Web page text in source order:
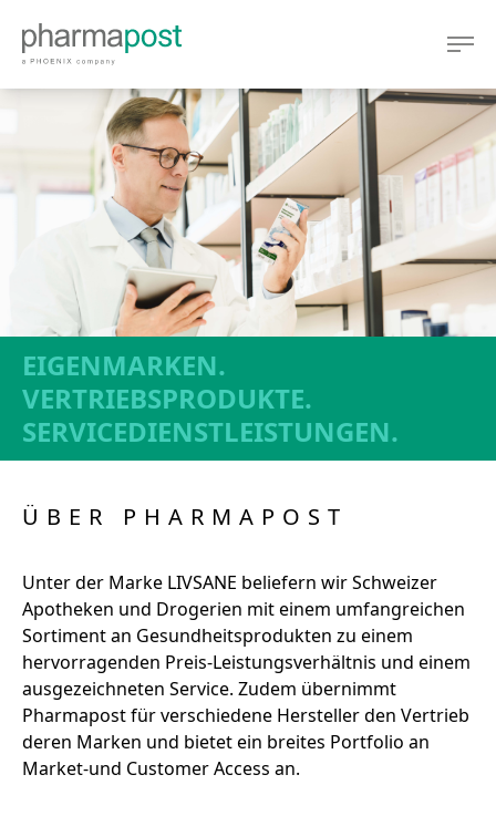
EIGENMARKEN.
VERTRIEBSPRODUKTE.
SERVICEDIENSTLEISTUNGEN.
ÜBER PHARMAPOST
Unter der Marke LIVSANE beliefern wir Schweizer
Apotheken und Drogerien mit einem umfangreichen
Sortiment an Gesundheitsprodukten zu einem
hervorragenden Preis-Leistungsverhältnis und einem
ausgezeichneten Service. Zudem übernimmt
Pharmapost für verschiedene Hersteller den Vertrieb
deren Marken und bietet ein breites Portfolio an
Market-und Customer Access an.